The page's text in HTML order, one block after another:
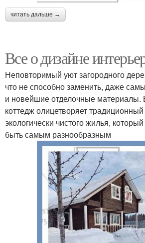
читать дальше →
Все о дизайне
Неповторимый уют загородного
что не способно заменить, даже
и новейшие отделочные материалы.
коттедж олицетворяет традиционный
экологически чистого жилья,
быть самым разнообразным